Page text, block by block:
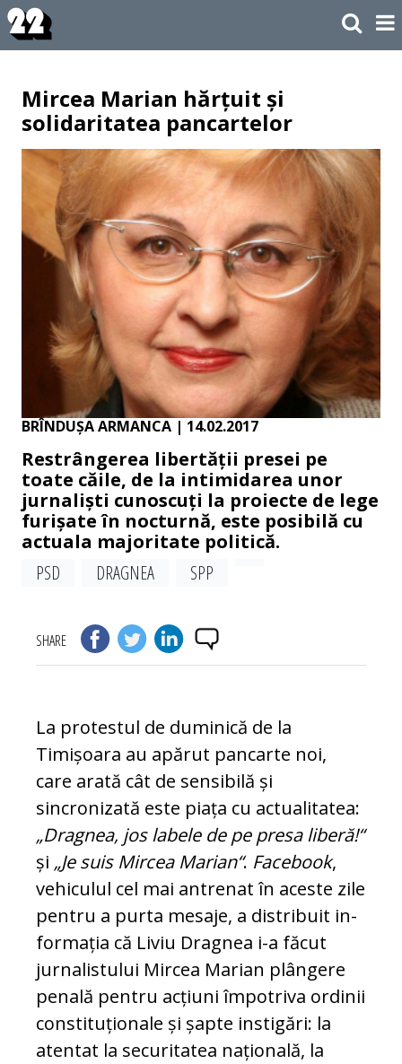
Mircea Marian hărțuit și
solidaritatea pancartelor
BRÎNDUȘA ARMANCA | 14.02.2017
Restrângerea libertății presei pe
toate căile, de la intimidarea unor
jurnaliști cunoscuți la proiecte de lege
furișate în nocturnă, este posibilă cu
actuala majoritate politică.
PSD
DRAGNEA SPP
SHARE
La protestul de duminică de la
Timișoara au apărut pancarte noi,
care arată cât de sen­si­bilă și
sincronizată este piața cu actualitatea:
„Dragnea, jos labele de pe presa liberă!“
și „Je suis Mircea Marian“. Fa­cebook,
vehiculul cel mai an­trenat în aceste zile
pentru a purta mesaje, a distribuit in­
formația că Liviu Dragnea i-a fă­cut
jurnalistului Mircea Ma­rian plângere
penală pentru acțiuni împotriva ordinii
cons­tituționale și șapte instigări: la
atentat la securitatea na­țională, la